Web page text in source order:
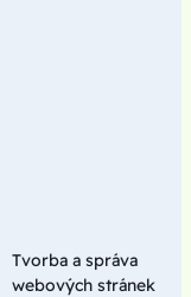
Tvorba a správa
webových stránek